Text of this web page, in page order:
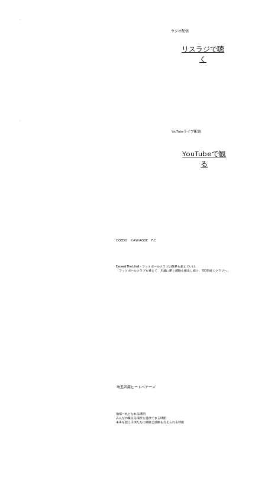
​ラジオ配信
リスラジで聴
く
YouTubeライブ配信
YouTubeで観
る
​COEDO KAWAGOE F.C
Exceed The Limit - フットボールクラブの限界を超えていけ。
​「フットボールクラブを通じて、川越に夢と感動を創出し続け、100年続くクラブへ」
​埼玉武蔵ヒートベアーズ
​地域一丸となれる球団
みんなの集える場所を提供できる球団
​未来を担う子供たちに経験と感動を与えられる球団